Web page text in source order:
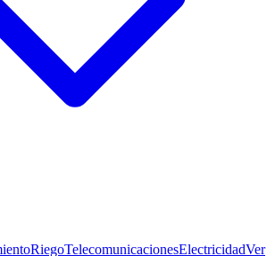
RiegoTelecomunicacionesElectricidadVer